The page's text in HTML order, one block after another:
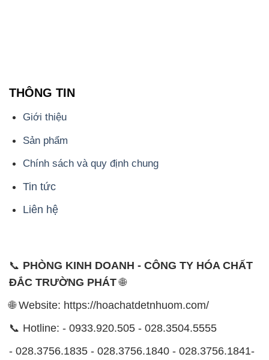
Chính sách và quy định chung
Tin tức
Liên hệ
📞
PHÒNG KINH DOANH - CÔNG TY HÓA CHẤT
ĐẮC TRƯỜNG PHÁT
- 028.3756.1835 - 028.3756.1840 - 028.3756.1841-
0902.765.866
📧 Email: hoachat@dactruongphat.vn